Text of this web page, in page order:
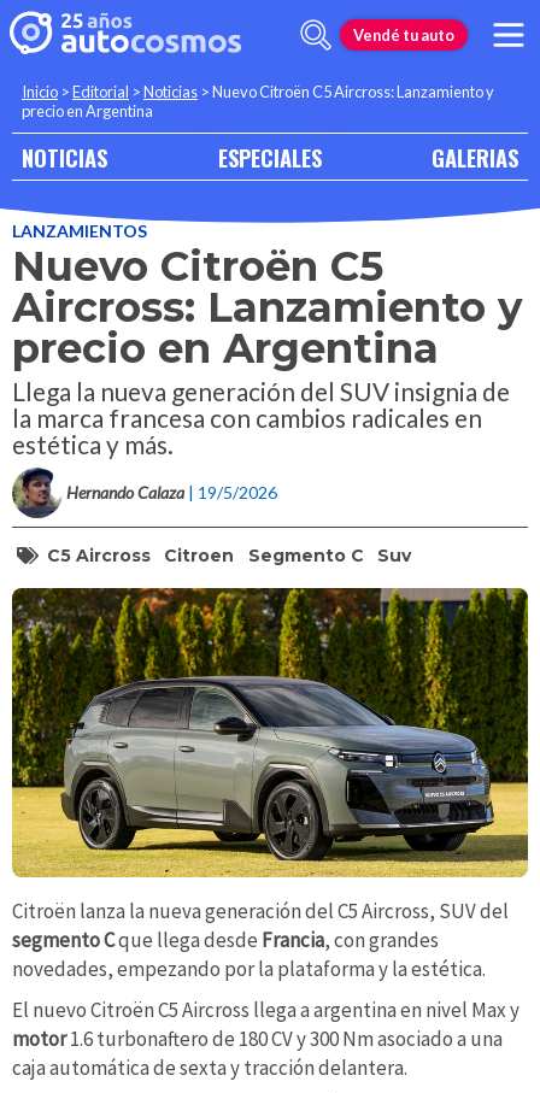
Vendé tu auto
Inicio >Editorial >Noticias >Nuevo Citroën C5 Aircross: Lanzamiento y
precio en Argentina
NOTICIAS ESPECIALES GALERIAS
LANZAMIENTOS
Nuevo Citroën C5
Aircross: Lanzamiento y
precio en Argentina
Llega la nueva generación del SUV insignia de
la marca francesa con cambios radicales en
estética y más.
Hernando Calaza | 19/5/2026
C5 Aircross Citroen Segmento C Suv
Citroën lanza la nueva generación del C5 Aircross, SUV del
segmento Cque llega desde Francia, con grandes
novedades, empezando por la plataforma y la estética.
El nuevo Citroën C5 Aircross llega a argentina en nivel Max y
motor1.6 turbonaftero de 180 CV y 300 Nm asociado a una
caja automática de sexta y tracción delantera.